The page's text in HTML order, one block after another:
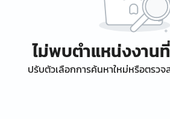
ไม่พบตำแหน่งงา
ปรับตัวเลือกการค้นหาใหม่หรือตรว